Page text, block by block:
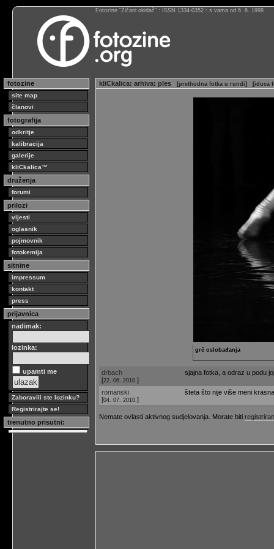
Fotozine “Žičani okidač” : ISSN 1334-0352 : s vama od 6. 6. 1998
fotozine
site map
članovi
fotografija
odkritje
kalibracija
galerije
kliCkalica™
druženja
forumi
prilozi
vijesti
oglasnik
pojmovnik
fotokemija
sitnine
impressum
kontakt
press
prijavnica
nadimak:
lozinka:
upamti me
Zaboravili ste lozinku?
Registrirajte se!
trenutno prisutni:
kliCkalica: arhiva: ples [prethodna fotka u rundi] [iduca
grč oslobađanja
drbach
[22. 06. 2010. ]
sjajna fotka, a odraz u podu
romanski
[04. 07. 2010. ]
šteta što nije više meni
Nemate ovlasti aktivnog sudjelovanja. Morate biti